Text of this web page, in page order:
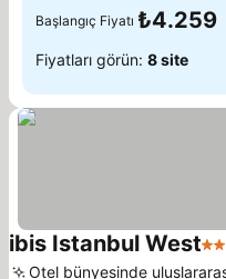
Başlangıç Fiyatı ₺4.259
Fiyatları görün: 8 site
ibis Istanbul West3
Otel bünyesinde